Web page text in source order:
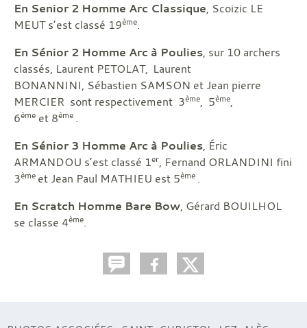
En Senior 2 Homme Arc Classique, Scoizic LE
MEUT s’est classé 19ème.
En Sénior 2 Homme Arc à Poulies, sur 10 archers
classés, Laurent PETOLAT, Laurent
BONANNINI, Sébastien SAMSON et Jean pierre
MERCIER sont respectivement 3ème, 5ème,
6ème et 8ème .
En Sénior 3 Homme Arc à Poulies, Éric
ARMANDOU s’est classé 1er, Fernand ORLANDINI fini
3ème et Jean Paul MATHIEU est 5ème .
En Scratch Homme Bare Bow, Gérard BOUILHOL
se classe 4ème.